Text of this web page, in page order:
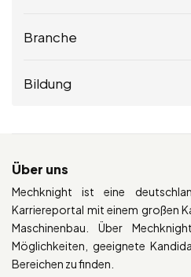
Branche
Bildung
Über uns
Mechknight ist eine
Karriereportal mit einem großen
Maschinenbau. Über
Möglichkeiten, geeignete
Bereichen zu finden.